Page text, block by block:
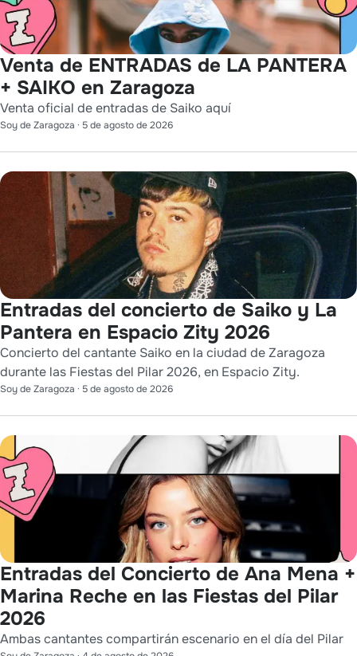
Venta de ENTRADAS de LA PANTERA
+ SAIKO en Zaragoza
Venta oficial de entradas de Saiko aquí
Soy de Zaragoza · 5 de agosto de 2026
Entradas del concierto de Saiko y La
Pantera en Espacio Zity 2026
Concierto del cantante Saiko en la ciudad de Zaragoza
durante las Fiestas del Pilar 2026, en Espacio Zity.
Soy de Zaragoza · 5 de agosto de 2026
Entradas del Concierto de Ana Mena +
Marina Reche en las Fiestas del Pilar
2026
Ambas cantantes compartirán escenario en el día del Pilar